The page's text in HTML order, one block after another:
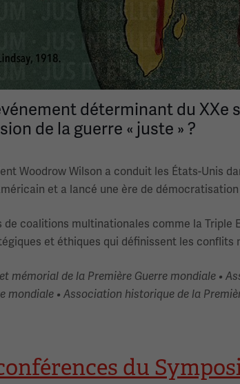
déterminant du
de la guerre « juste » ?
Woodrow Wilson a conduit les États-Unis
et a lancé une ère de
coalitions multinationales comme la Triple
et éthiques qui définissent les
mémorial de la Première Guerre mondiale •
mondiale • Association historique de la
du